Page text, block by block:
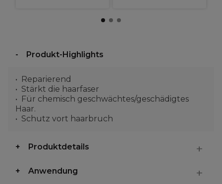
Produkt-Highlights
Reparierend
Stärkt die haarfaser
Für chemisch geschwächtes/geschädigtes
Haar.
Schutz vort haarbruch
Produktdetails
Anwendung